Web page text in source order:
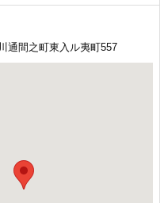
通間之町東入ル夷町557